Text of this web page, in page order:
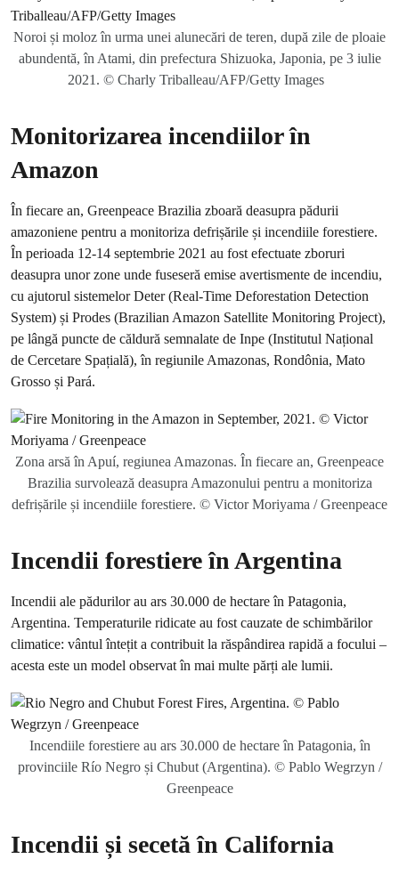
Noroi și moloz în urma unei alunecări de teren, după zile de ploaie
abundentă, în Atami, din prefectura Shizuoka, Japonia, pe 3 iulie
2021. © Charly Triballeau/AFP/Getty Images
Monitorizarea incendiilor în
Amazon
În fiecare an, Greenpeace Brazilia zboară deasupra pădurii
amazoniene pentru a monitoriza defrișările și incendiile forestiere.
În perioada 12-14 septembrie 2021 au fost efectuate zboruri
deasupra unor zone unde fuseseră emise avertismente de incendiu,
cu ajutorul sistemelor Deter (Real-Time Deforestation Detection
System) și Prodes (Brazilian Amazon Satellite Monitoring Project),
pe lângă puncte de căldură semnalate de Inpe (Institutul Național
de Cercetare Spațială), în regiunile Amazonas, Rondônia, Mato
Grosso și Pará.
Zona arsă în Apuí, regiunea Amazonas. În fiecare an, Greenpeace
Brazilia survolează deasupra Amazonului pentru a monitoriza
defrișările și incendiile forestiere. © Victor Moriyama / Greenpeace
Incendii forestiere în Argentina
Incendii ale pădurilor au ars 30.000 de hectare în Patagonia,
Argentina. Temperaturile ridicate au fost cauzate de schimbărilor
climatice: vântul întețit a contribuit la răspândirea rapidă a focului –
acesta este un model observat în mai multe părți ale lumii.
Incendiile forestiere au ars 30.000 de hectare în Patagonia, în
provinciile Río Negro și Chubut (Argentina). © Pablo Wegrzyn /
Greenpeace
Incendii și secetă în California